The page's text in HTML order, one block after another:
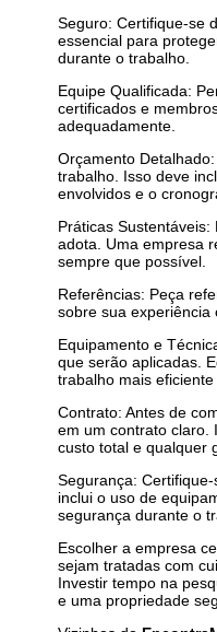
Seguro: Certifique-se
essencial para
durante o trabalho.
Equipe Qualificada:
certificados e
adequadamente.
Orçamento
trabalho. Isso deve
envolvidos e o
Práticas
adota. Uma empresa
sempre que possível.
Referências: Peça
sobre sua experiência
Equipamento e
que serão aplicadas.
trabalho mais eficiente
Contrato: Antes de
em um contrato claro.
custo total e qualquer
Segurança:
inclui o uso de
segurança durante o
Escolher a empresa
sejam tratadas com
Investir tempo na
e uma propriedade